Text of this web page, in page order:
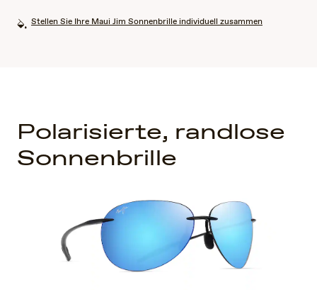
Stellen Sie Ihre Maui Jim Sonnenbrille individuell zusammen
Polarisierte, randlose
Sonnenbrille